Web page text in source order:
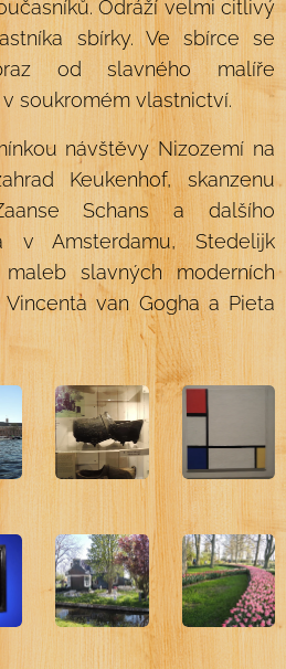
Odráží velmi citlivý
sbírky. Ve sbírce se
od slavného malíře
soukromém vlastnictví.
návštěvy Nizozemí na
Keukenhof, skanzenu
Schans a dalšího
v Amsterdamu, Stedelijk
slavných moderních
van Gogha a Pieta